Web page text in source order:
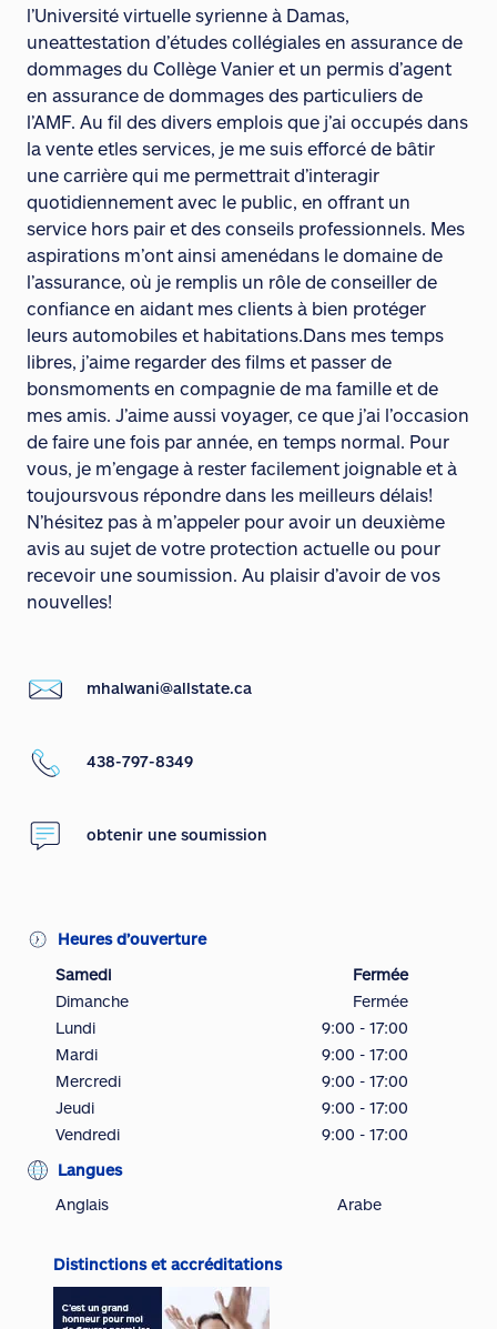
l’Université virtuelle syrienne à Damas,
uneattestation d’études collégiales en assurance de
dommages du Collège Vanier et un permis d’agent
en assurance de dommages des particuliers de
l’AMF. Au fil des divers emplois que j’ai occupés dans
la vente etles services, je me suis efforcé de bâtir
une carrière qui me permettrait d’interagir
quotidiennement avec le public, en offrant un
service hors pair et des conseils professionnels. Mes
aspirations m’ont ainsi amenédans le domaine de
l’assurance, où je remplis un rôle de conseiller de
confiance en aidant mes clients à bien protéger
leurs automobiles et habitations.Dans mes temps
libres, j’aime regarder des films et passer de
bonsmoments en compagnie de ma famille et de
mes amis. J’aime aussi voyager, ce que j’ai l’occasion
de faire une fois par année, en temps normal. Pour
vous, je m’engage à rester facilement joignable et à
toujoursvous répondre dans les meilleurs délais!
N’hésitez pas à m’appeler pour avoir un deuxième
avis au sujet de votre protection actuelle ou pour
recevoir une soumission. Au plaisir d’avoir de vos
nouvelles!
mhalwani@allstate.ca
438-797-8349
obtenir une soumission
Heures d’ouverture
Samedi
Fermée
Dimanche
Fermée
Lundi
9:00 - 17:00
Mardi
9:00 - 17:00
Mercredi
9:00 - 17:00
Jeudi
9:00 - 17:00
Vendredi
9:00 - 17:00
Langues
Anglais
Arabe
Distinctions et accréditations